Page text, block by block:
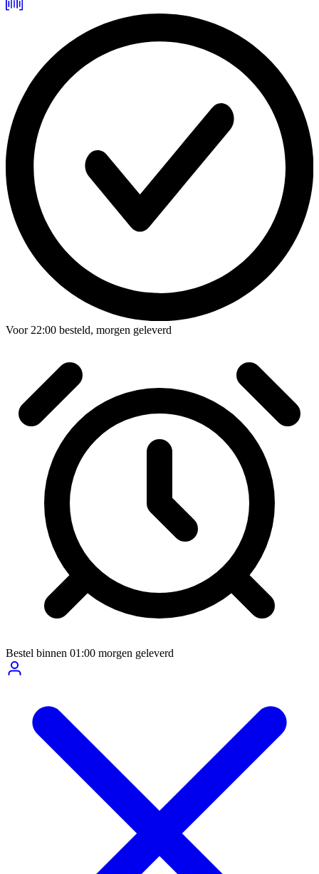
Voor22:00 besteld, morgen geleverd
Bestel binnen 01:00 morgen geleverd